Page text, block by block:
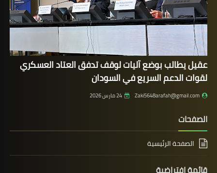
عقيل يطالب بوضع آليات لوقف تدفق العتاد العسكري
لقوات الدعم السريع في السودان
Zaki5648arafah@gmail.com 24 مارس 2026
الصفحات
الصفحة الرئيسية